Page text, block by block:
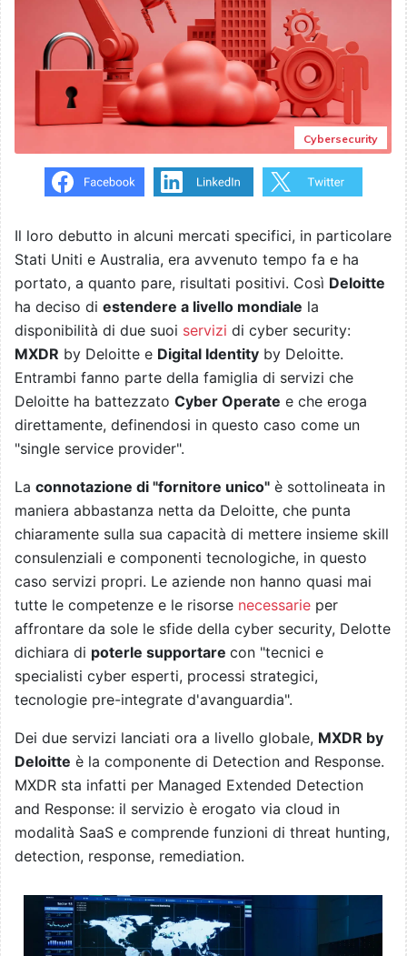
Cybersecurity
Il loro debutto in alcuni mercati specifici, in particolare
Stati Uniti e Australia, era avvenuto tempo fa e ha
portato, a quanto pare, risultati positivi. Così Deloitte
ha deciso di estendere a livello mondiale la
disponibilità di due suoi servizi di cyber security:
MXDR by Deloitte e Digital Identity by Deloitte.
Entrambi fanno parte della famiglia di servizi che
Deloitte ha battezzato Cyber Operate e che eroga
direttamente, definendosi in questo caso come un
"single service provider".
La connotazione di "fornitore unico" è sottolineata in
maniera abbastanza netta da Deloitte, che punta
chiaramente sulla sua capacità di mettere insieme skill
consulenziali e componenti tecnologiche, in questo
caso servizi propri. Le aziende non hanno quasi mai
tutte le competenze e le risorse necessarie per
affrontare da sole le sfide della cyber security, Delotte
dichiara di poterle supportare con "tecnici e
specialisti cyber esperti, processi strategici,
tecnologie pre-integrate d'avanguardia".
Dei due servizi lanciati ora a livello globale, MXDR by
Deloitte è la componente di Detection and Response.
MXDR sta infatti per Managed Extended Detection
and Response: il servizio è erogato via cloud in
modalità SaaS e comprende funzioni di threat hunting,
detection, response, remediation.